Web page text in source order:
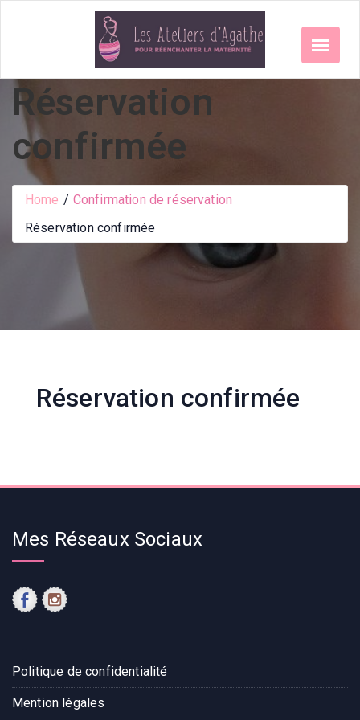
Réservation
confirmée
Home
Confirmation de réservation
Réservation confirmée
Réservation confirmée
Mes Réseaux Sociaux
Politique de confidentialité
Mention légales